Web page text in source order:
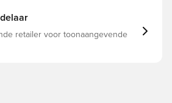
retailer voor toonaangevende